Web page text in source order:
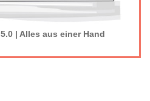
| Alles aus einer Hand